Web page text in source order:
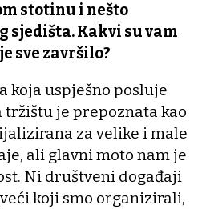
stotinu i nešto
sjedišta. Kakvi su vam
sve završilo?
koja uspješno posluje
tržištu je prepoznata kao
za velike i male
ali glavni moto nam je
Ni društveni događaji
koji smo organizirali,